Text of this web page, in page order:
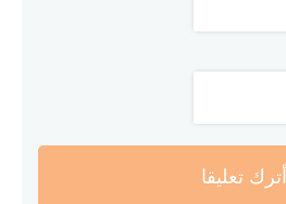
أترك تعليقا